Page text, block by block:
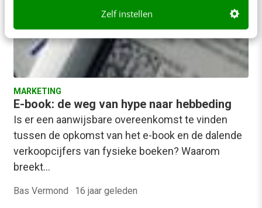
Zelf instellen
MARKETING
E-book: de weg van hype naar hebbeding
Is er een aanwijsbare overeenkomst te vinden
tussen de opkomst van het e-book en de dalende
verkoopcijfers van fysieke boeken? Waarom
breekt…
Bas Vermond · 16 jaar geleden